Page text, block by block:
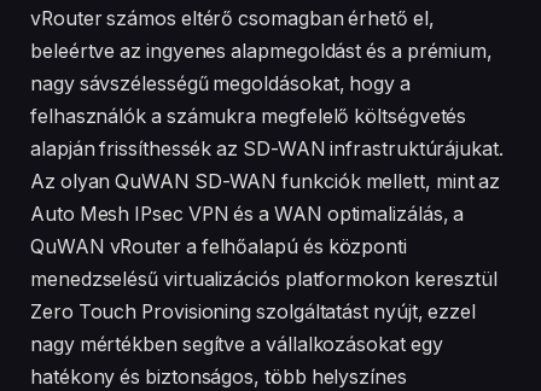
vRouter számos eltérő csomagban érhető el,
beleértve az ingyenes alapmegoldást és a prémium,
nagy sávszélességű megoldásokat, hogy a
felhasználók a számukra megfelelő költségvetés
alapján frissíthessék az SD-WAN infrastruktúrájukat.
Az olyan QuWAN SD-WAN funkciók mellett, mint az
Auto Mesh IPsec VPN és a WAN optimalizálás, a
QuWAN vRouter a felhőalapú és központi
menedzselésű virtualizációs platformokon keresztül
Zero Touch Provisioning szolgáltatást nyújt, ezzel
nagy mértékben segítve a vállalkozásokat egy
hatékony és biztonságos, több helyszínes